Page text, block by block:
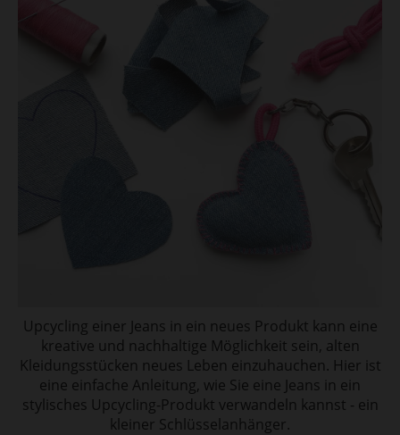
Upcycling einer Jeans in ein neues Produkt kann eine
kreative und nachhaltige Möglichkeit sein, alten
Kleidungsstücken neues Leben einzuhauchen. Hier ist
eine einfache Anleitung, wie Sie eine Jeans in ein
stylisches Upcycling-Produkt verwandeln kannst - ein
kleiner Schlüsselanhänger.